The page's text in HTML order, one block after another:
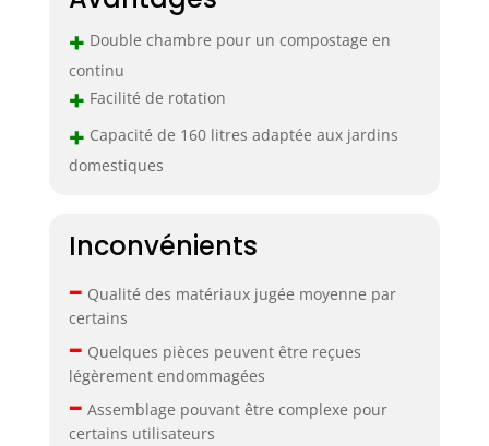
+ Double chambre pour un compostage en
continu
+ Facilité de rotation
+ Capacité de 160 litres adaptée aux jardins
domestiques
Inconvénients
– Qualité des matériaux jugée moyenne par
certains
– Quelques pièces peuvent être reçues
légèrement endommagées
– Assemblage pouvant être complexe pour
certains utilisateurs